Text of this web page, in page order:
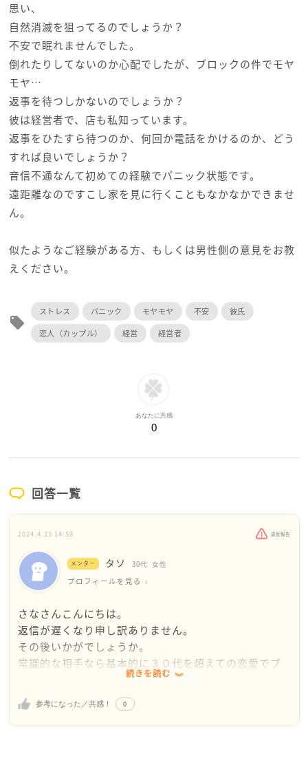
思い、
自然消滅を狙ってるのでしょうか？
不安で眠れませんでした。
倒れたりしてないのか心配でしたが、ブロックの件でモヤ
モヤ…
返事を待つしかないのでしょうか？
彼は経営者で、店も私知っています。
返事をひたすら待つのか、何回か電話をかけるのか、どう
すれば良いでしょうか？
音信不通なんて初めての経験でパニック状態です。
遠距離なのですこし家を見に行くこともなかなかできませ
ん。
似たようなご経験がある方、もしくは男性側の意見をお教
えください。
local_offer
ストレス パニック モヤモヤ 不安
彼氏
恋人（カップル）
経営 経営者
あなたに共感
0
回答一覧
2024.4.23 14:58 違反報告
メンター タソ 30代 女性
プロフィールを見る
さなさんこんにちは。
返信が遅くなり申し訳ありません。
その後いかがでしょうか。
常識的な相手なら基本的に３０代を超えての恋愛でブ
ロックや音信不通というケースは
あまりないのかな、と思ってしまいます。
また、一日に何度もLINEのやり取りをする恋愛、とい
うのもご自身の生活や
続きを読む
参考になった／共感！ 0